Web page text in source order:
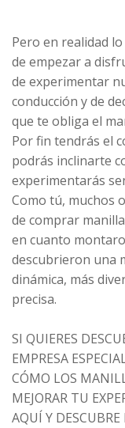
Pero en realidad
de empezar a
de experimentar
conducción y de
que te obliga el
Por fin tendrás el
podrás inclinarte
experimentarás
Como tú, muchos
de comprar
en cuanto
descubrieron una
dinámica, más
precisa.
SI QUIERES
EMPRESA
CÓMO LOS
MEJORAR TU
AQUÍ Y